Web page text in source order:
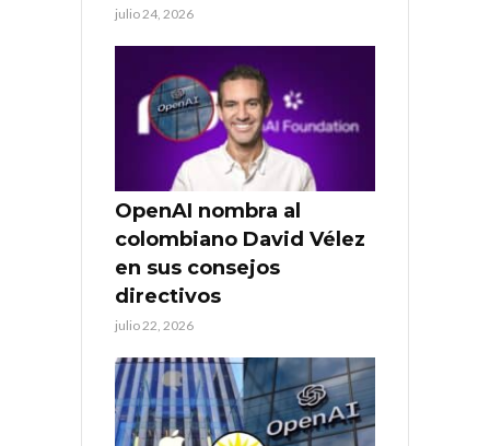
julio 24, 2026
OpenAI nombra al
colombiano David Vélez
en sus consejos
directivos
julio 22, 2026